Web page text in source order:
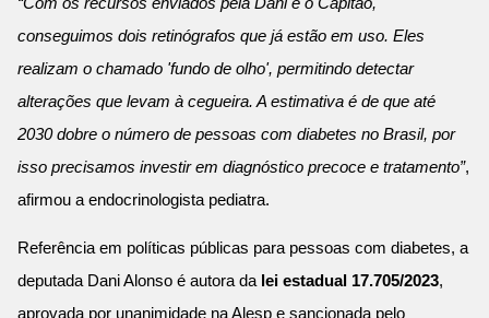
conseguimos dois retinógrafos que já estão em uso. Eles
realizam o chamado 'fundo de olho', permitindo detectar
alterações que levam à cegueira. A estimativa é de que até
2030 dobre o número de pessoas com diabetes no Brasil, por
isso precisamos investir em diagnóstico precoce e tratamento”,
afirmou a endocrinologista pediatra.
Referência em políticas públicas para pessoas com diabetes, a
deputada Dani Alonso é autora da lei estadual 17.705/2023,
aprovada por unanimidade na Alesp e sancionada pelo